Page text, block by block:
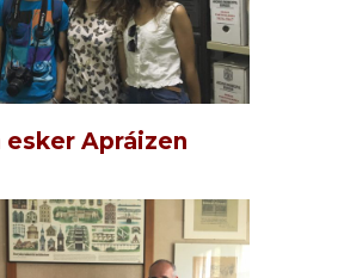
esker Apráizen